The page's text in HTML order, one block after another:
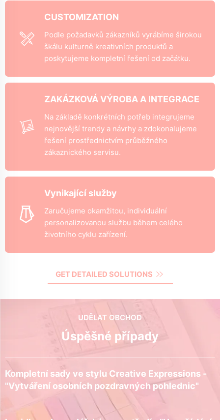
CUSTOMIZATION
Podle požadavků zákazníků vyrábíme širokou
škálu kulturně kreativních produktů a
poskytujeme kompletní řešení od začátku.
ZAKÁZKOVÁ VÝROBA A INTEGRACE
Na základě konkrétních potřeb integrujeme
nejnovější trendy a návrhy a zdokonalujeme
řešení prostřednictvím průběžného
zákaznického servisu.
Vynikající služby
Zaručujeme okamžitou, individuální
personalizovanou službu během celého
životního cyklu zařízení.
GET DETAILED SOLUTIONS
UDĚLAT OBCHOD
Úspěšné případy
Kompletní sady ve stylu Creative Expressions -
"Vytváření osobních pozdravných pohlednic"